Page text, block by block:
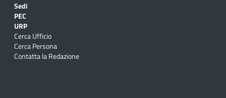
Sedi
PEC
URP
Cerca Ufficio
Cerca Persona
Contatta la Redazione